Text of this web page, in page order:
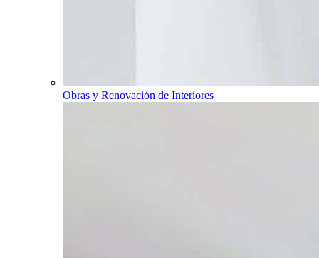
Obras y Renovación de Interiores